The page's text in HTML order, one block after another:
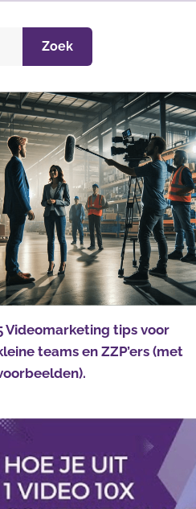
Zoek
Videomarketing tips voor
teams en ZZP’ers (met